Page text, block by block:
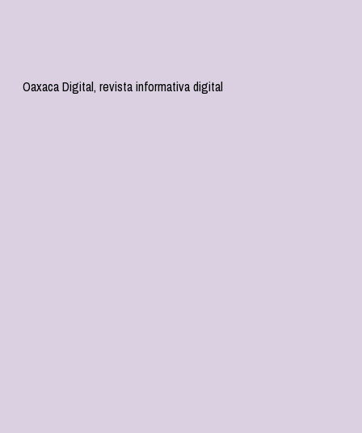
Oaxaca Digital, revista informativa digital